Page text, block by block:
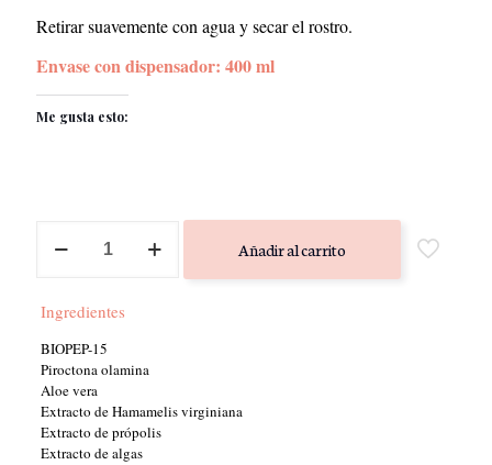
Retirar suavemente con agua y secar el rostro.
Envase con dispensador: 400 ml
Me gusta esto:
Cleanser
CANTABRIA
Añadir al carrito
Ingredientes
BIOPEP-15
Piroctona olamina
Aloe vera
Extracto de Hamamelis virginiana
Extracto de própolis
Extracto de algas